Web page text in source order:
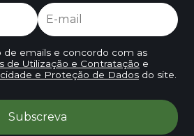
de emails e concordo com as
de Utilização e Contratação e
e Proteção de Dadosdo site.